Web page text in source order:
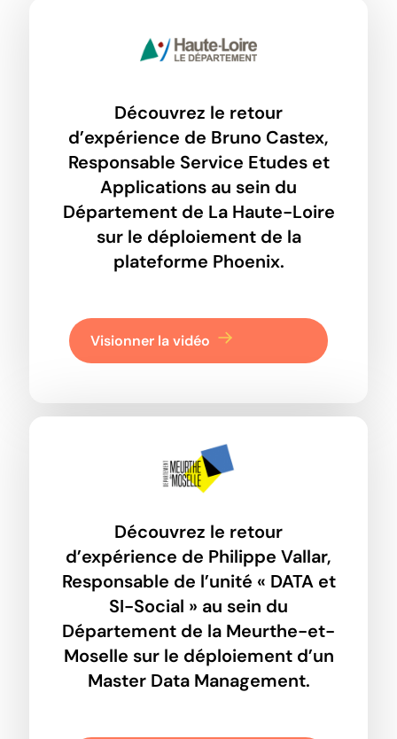
Découvrez le retour
d’expérience de Bruno Castex,
Responsable Service Etudes et
Applications au sein du
Département de La Haute-Loire
sur le déploiement de la
plateforme Phoenix.
Visionner la vidéo
Découvrez le retour
d’expérience de Philippe Vallar,
Responsable de l’unité « DATA et
SI-Social » au sein du
Département de la Meurthe-et-
Moselle sur le déploiement d’un
Master Data Management.